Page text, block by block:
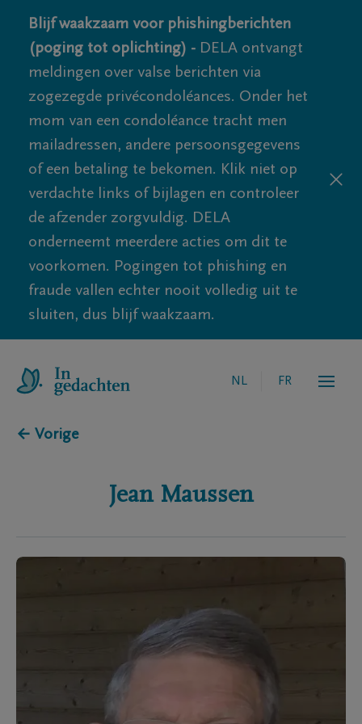
Blijf waakzaam voor phishingberichten
(poging tot oplichting) - DELA ontvangt
meldingen over valse berichten via
zogezegde privécondoléances. Onder het
mom van een condoléance tracht men
mailadressen, andere persoonsgegevens
of een betaling te bekomen. Klik niet op
verdachte links of bijlagen en controleer
de afzender zorgvuldig. DELA
onderneemt meerdere acties om dit te
voorkomen. Pogingen tot phishing en
fraude vallen echter nooit volledig uit te
sluiten, dus blijf waakzaam.
NL FR
← Vorige
Jean Maussen